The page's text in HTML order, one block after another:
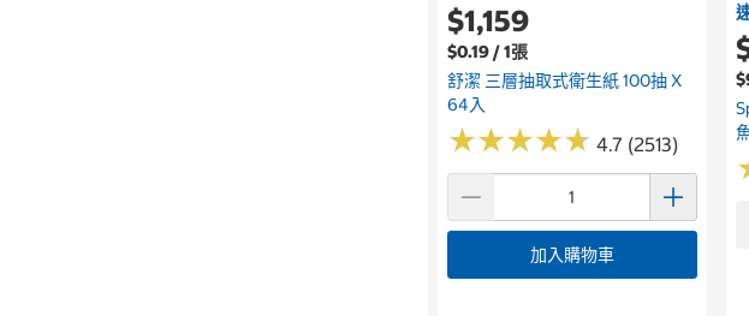
$1,159
$0.19 / 1張
舒潔 三層抽取式衛生紙 100抽 X
64入
★★★★★
★★★★★ 4.7 (2513)
加入購物車